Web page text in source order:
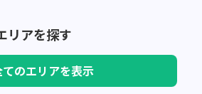
リアを探す
のエリアを表示